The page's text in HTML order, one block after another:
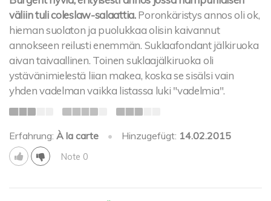
väliin tuli coleslaw-salaattia. Poronkäristys annos oli ok,
hieman suolaton ja puolukkaa olisin kaivannut
annokseen reilusti enemmän. Suklaafondant jälkiruoka
aivan taivaallinen. Toinen suklaajälkiruoka oli
ystävänimielestä liian makea, koska se sisälsi vain
yhden vadelman vaikka listassa luki "vadelmia".
Erfahrung: À la carte • Hinzugefügt: 14.02.2015
Note 0